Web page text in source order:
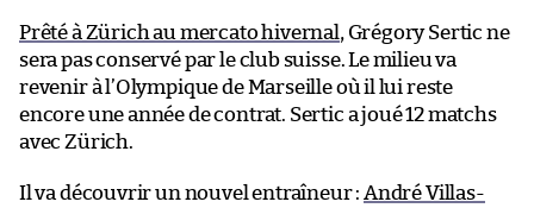
Prêté à Zürich au mercato hivernal, Grégory Sertic ne
sera pas conservé par le club suisse. Le milieu va
revenir à l’Olympique de Marseille où il lui reste
encore une année de contrat. Sertic a joué 12 matchs
avec Zürich.
Il va découvrir un nouvel entraîneur : André Villas-